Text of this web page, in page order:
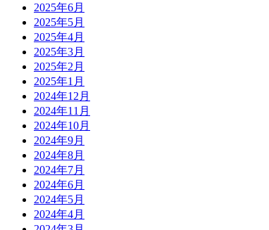
2025年6月
2025年5月
2025年4月
2025年3月
2025年2月
2025年1月
2024年12月
2024年11月
2024年10月
2024年9月
2024年8月
2024年7月
2024年6月
2024年5月
2024年4月